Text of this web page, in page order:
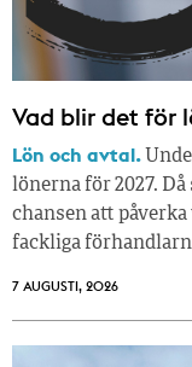
Vad blir det för
Lön och avtal.
lönerna för 2027.
chansen att
fackliga
7 AUGUSTI, 2026